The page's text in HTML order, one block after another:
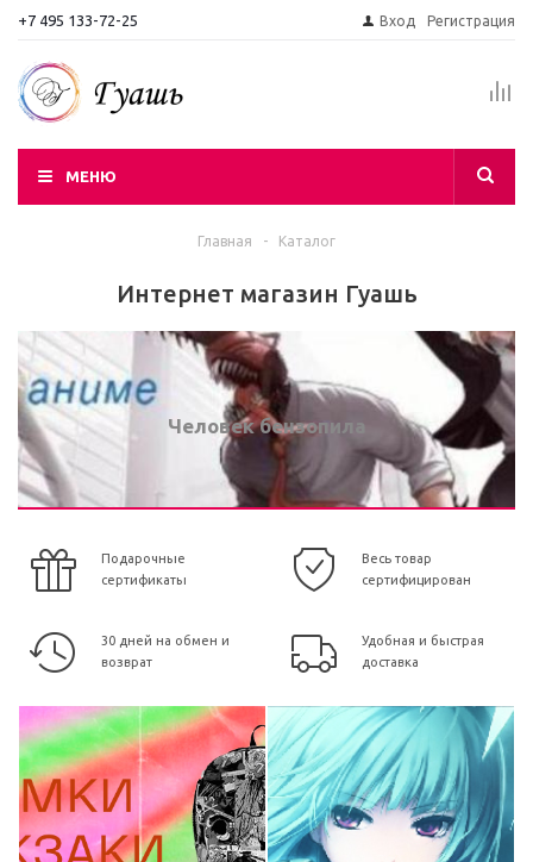
+7 495 133-72-25 Вход Регистрация
МЕНЮ
Главная - Каталог
Интернет магазин Гуашь
Человек бензопила
Подарочные
сертификаты
Весь товар
сертифицирован
30 дней на обмен и
возврат
Удобная и быстрая
доставка